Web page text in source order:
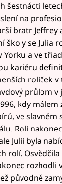
šestnácti
na
bratr Jeffrey
školy se Julia
Yorku a ve
kariéru
roliček v
průlom v
kdy málem
ve slavném
Roli
Julii byla
rolí.
rozhodli
původně